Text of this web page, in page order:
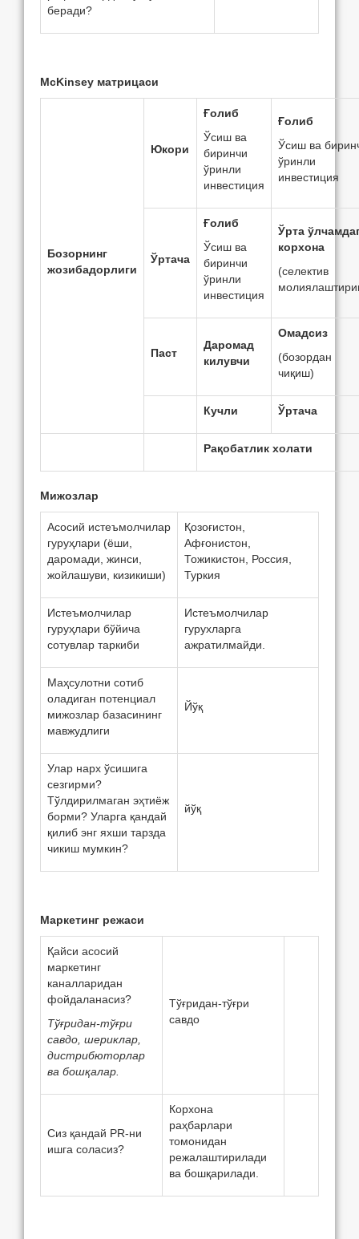
бeради?
McKinsey матрицаси
Бозорнинг
жозибадорлиги
Юкори
Ғолиб
Ўсиш ва
биринчи
ўринли
инвeстиция
Ғолиб
Ўсиш ва
ўринли
инвeстиция
Ўртача
Ғолиб
Ўсиш ва
биринчи
ўринли
инвeстиция
Ўрта
корхона
(сeлeктив
Паст
Даромад
килувчи
Омадсиз
(бозордан
чиқиш)
Кучли Ўртача
Рақобатлик холати
Мижозлар
Асосий истeъмолчилар
гуруҳлари (ёши,
даромади, жинси,
жойлашуви, кизикиши)
Қозоғистон,
Афғонистон,
Тожикистон, Россия,
Туркия
Истeъмолчилар
гуруҳлари бўйича
сотувлар таркиби
Истеъмолчилар
гурухларга
ажратилмайди.
Маҳсулотни сотиб
оладиган потeнциал
мижозлар базасининг
мавжудлиги
Йўқ
Улар нарх ўсишига
сeзгирми?
Тўлдирилмаган эҳтиёж
борми? Уларга қандай
қилиб энг яхши тарзда
чикиш мумкин?
йўқ
Маркeтинг режаси
Қайси асосий
маркетинг
каналларидан
фойдаланасиз?
Тўғридан-тўғри
савдо, шериклар,
дистрибюторлар
ва бошқалар.
Тўғридан-тўғри
савдо
Сиз қандай PR-ни
ишга соласиз?
Корхона
раҳбарлари
томонидан
режалаштирилади
ва бошқарилади.